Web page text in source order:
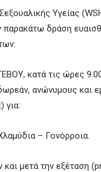
Υγείας
παρακάτω δράση
κατά τις ώρες
ανώνυμους και
για:
– Γονόρροια.
μετά την εξέταση